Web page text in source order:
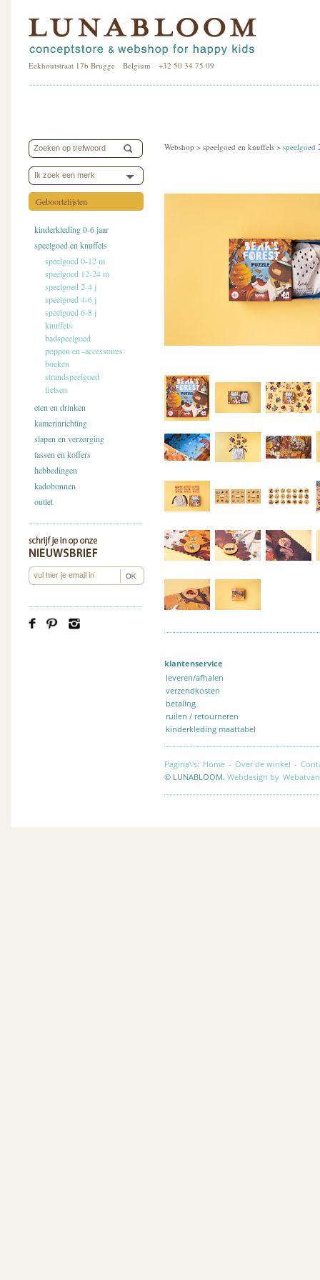
Eekhoutstraat 17b Brugge Belgium +32 50 34 75 09
Ik zoek een merk
Geboortelijsten
kinderkleding 0-6 jaar
speelgoed en knuffels
speelgoed 0-12 m
speelgoed 12-24 m
speelgoed 2-4 j
speelgoed 4-6 j
speelgoed 6-8 j
knuffels
badspeelgoed
poppen en -accessoires
boeken
strandspeelgoed
fietsen
eten en drinken
kamerinrichting
slapen en verzorging
tassen en koffers
hebbedingen
kadobonnen
outlet
Webshop > speelgoed en knuffels > speelgoed
klantenservice
leveren/afhalen
verzendkosten
betaling
ruilen / retourneren
kinderkleding maattabel
Pagina\'s: Home - Over de winkel -
© LUNABLOOM. Webdesign by